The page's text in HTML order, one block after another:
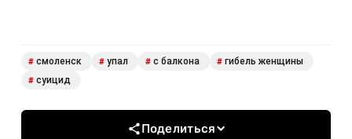
# смоленск # упал # с балкона # гибель женщины
# суицид
Поделиться